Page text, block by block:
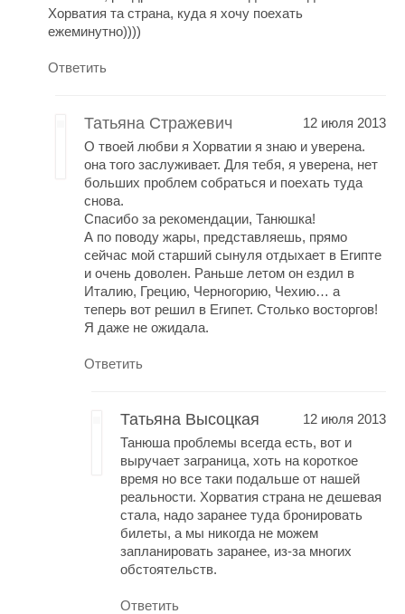
Хорватия та страна, куда я хочу поехать
ежеминутно))))
Ответить
Татьяна Стражевич
12 июля 2013
О твоей любви я Хорватии я знаю и уверена.
она того заслуживает. Для тебя, я уверена, нет
больших проблем собраться и поехать туда
снова.
Спасибо за рекомендации, Танюшка!
А по поводу жары, представляешь, прямо
сейчас мой старший сынуля отдыхает в Египте
и очень доволен. Раньше летом он ездил в
Италию, Грецию, Черногорию, Чехию… а
теперь вот решил в Египет. Столько восторгов!
Я даже не ожидала.
Ответить
Татьяна Высоцкая
12 июля 2013
Танюша проблемы всегда есть, вот и
выручает заграница, хоть на короткое
время но все таки подальше от нашей
реальности. Хорватия страна не дешевая
стала, надо заранее туда бронировать
билеты, а мы никогда не можем
запланировать заранее, из-за многих
обстоятельств.
Ответить